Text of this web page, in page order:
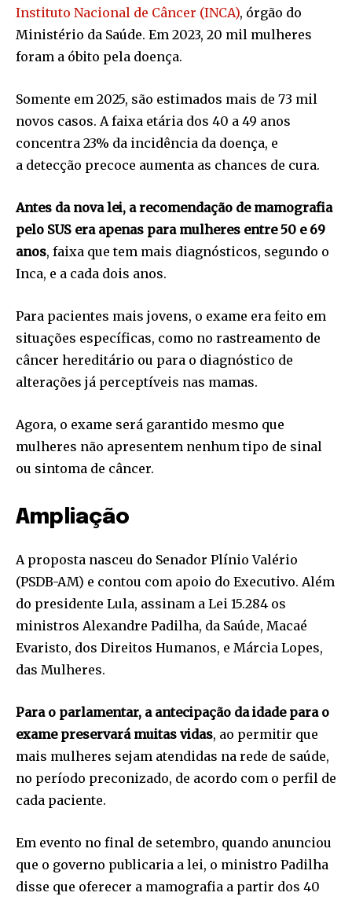
Instituto Nacional de Câncer (INCA), órgão do
Ministério da Saúde. Em 2023, 20 mil mulheres
foram a óbito pela doença.
Somente em 2025, são estimados mais de 73 mil
novos casos. A faixa etária dos 40 a 49 anos
concentra 23% da incidência da doença, e
a detecção precoce aumenta as chances de cura.
Antes da nova lei, a recomendação de mamografia
pelo SUS era apenas para mulheres entre 50 e 69
anos, faixa que tem mais diagnósticos, segundo o
Inca, e a cada dois anos.
Para pacientes mais jovens, o exame era feito em
situações específicas, como no rastreamento de
câncer hereditário ou para o diagnóstico de
alterações já perceptíveis nas mamas.
Agora, o exame será garantido mesmo que
mulheres não apresentem nenhum tipo de sinal
ou sintoma de câncer.
Ampliação
A proposta nasceu do Senador Plínio Valério
(PSDB-AM) e contou com apoio do Executivo. Além
do presidente Lula, assinam a Lei 15.284 os
ministros Alexandre Padilha, da Saúde, Macaé
Evaristo, dos Direitos Humanos, e Márcia Lopes,
das Mulheres.
Para o parlamentar, a antecipação da idade para o
exame preservará muitas vidas, ao permitir que
mais mulheres sejam atendidas na rede de saúde,
no período preconizado, de acordo com o perfil de
cada paciente.
Em evento no final de setembro, quando anunciou
que o governo publicaria a lei, o ministro Padilha
disse que oferecer a mamografia a partir dos 40